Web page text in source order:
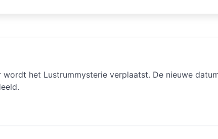
wordt het Lustrummysterie verplaatst. De nieuwe